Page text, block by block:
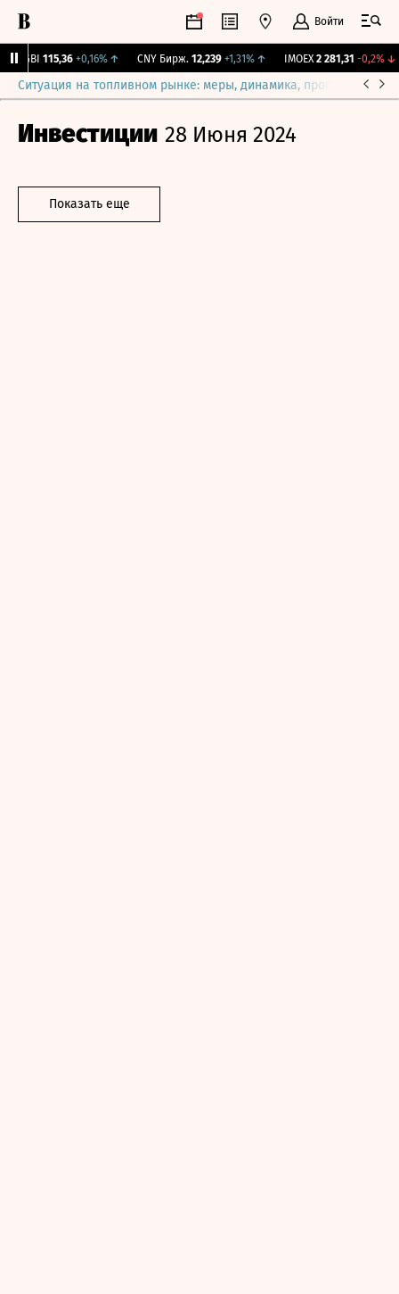
Войти
RGBI 115,36 +0,16%↑ CNY Бирж. 12,239 +1,31% ↑ IMOEX 2 281,31 -0,2%↓
Ситуация на топливном рынке: меры, динамика, прогнозы
Инвестиции 28 Июня 2024
Показать еще